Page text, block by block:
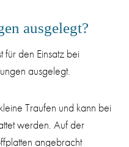
ausgelegt?
für den Einsatz bei
ausgelegt.
Traufen und kann bei
werden. Auf der
angebracht